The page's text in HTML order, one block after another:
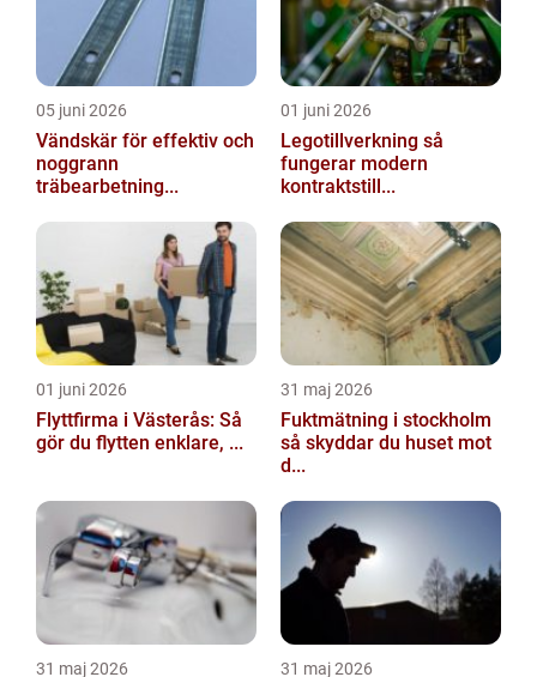
05 juni 2026
Vändskär för effektiv och
noggrann
träbearbetning...
01 juni 2026
Legotillverkning så
fungerar modern
kontraktstill...
01 juni 2026
Flyttfirma i Västerås: Så
gör du flytten enklare, ...
31 maj 2026
Fuktmätning i stockholm
så skyddar du huset mot
d...
31 maj 2026 31 maj 2026